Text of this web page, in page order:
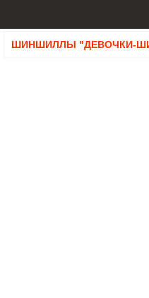
ШИНШИЛЛЫ "ДЕВОЧКИ-